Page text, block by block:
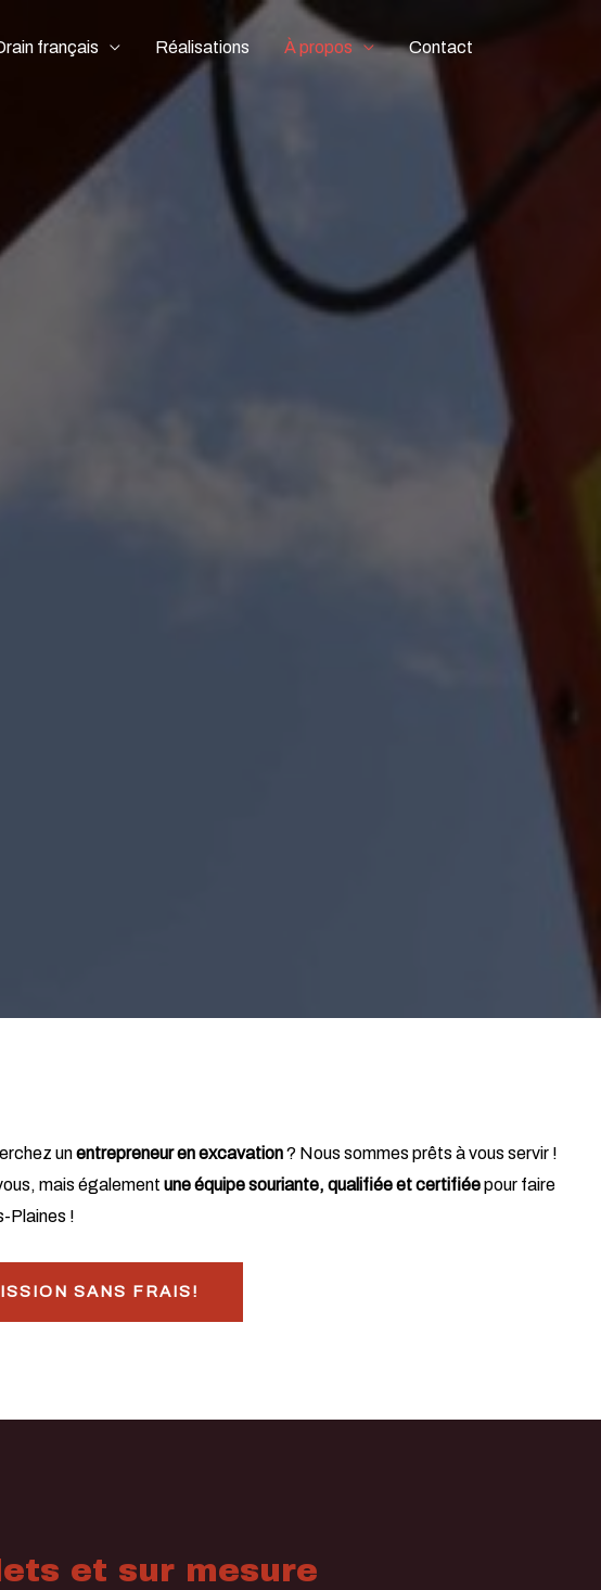
français Réalisations À propos Contact
unentrepreneur en excavation? Nous sommes prêts à vous servir !
mais également une équipe souriante, qualifiée et certifiéepour faire
Plaines !
SANS FRAIS!
et sur mesure